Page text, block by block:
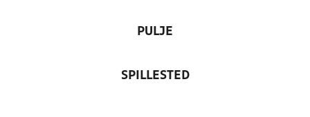
PULJE
SPILLESTED